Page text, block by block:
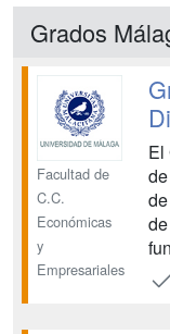
Grados
Facultad de
C.C.
Económicas
y
Empresariales
El